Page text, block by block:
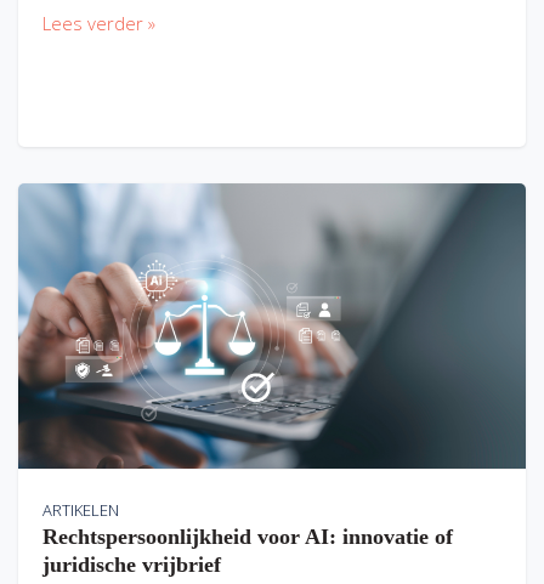
Lees verder »
ARTIKELEN
Rechtspersoonlijkheid voor AI: innovatie of
juridische vrijbrief